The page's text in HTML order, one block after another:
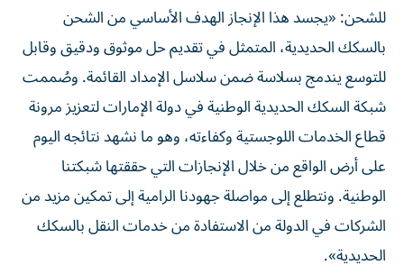
للشحن: «يجسد هذا الإنجاز الهدف الأساسي من الشحن
بالسكك الحديدية، المتمثل في تقديم حل موثوق ودقيق وقابل
للتوسع يندمج بسلاسة ضمن سلاسل الإمداد القائمة. وصُممت
شبكة السكك الحديدية الوطنية في دولة الإمارات لتعزيز مرونة
قطاع الخدمات اللوجستية وكفاءته، وهو ما نشهد نتائجه اليوم
على أرض الواقع من خلال الإنجازات التي حققتها شبكتنا
الوطنية. ونتطلع إلى مواصلة جهودنا الرامية إلى تمكين مزيد من
الشركات في الدولة من الاستفادة من خدمات النقل بالسكك
الحديدية».